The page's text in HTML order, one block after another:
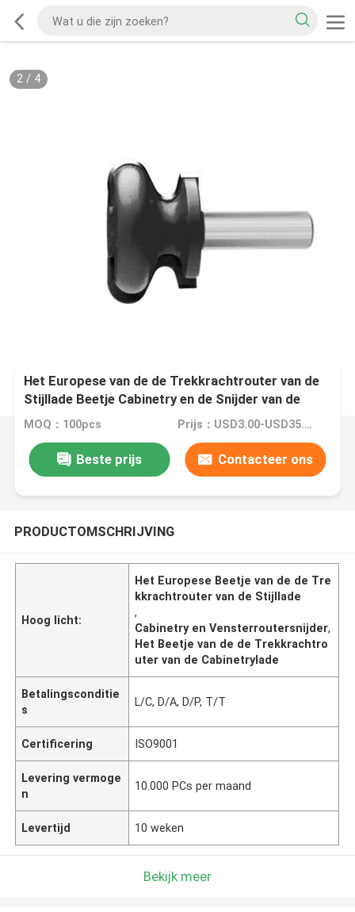
2/ 4
Het Europese van de de Trekkrachtrouter van de
Stijllade Beetje Cabinetry en de Snijder van de
Vensterrouter
MOQ：100pcs Prijs：USD3.00-USD35.00
Beste prijs Contacteer ons
PRODUCTOMSCHRIJVING
Hoog licht:
Het Europese Beetje van de de Tre
kkrachtrouter van de Stijllade
,
Cabinetry en Vensterroutersnijder,
Het Beetje van de de Trekkrachtro
uter van de Cabinetrylade
Betalingsconditie
s
L/C, D/A, D/P, T/T
Certificering ISO9001
Levering vermoge
n
10.000 PCs per maand
Levertijd 10 weken
Bekijk meer